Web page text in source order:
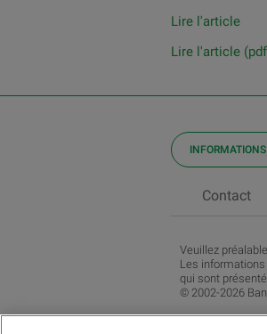
Lire l'article
Lire l'article
Contact
Veuillez
Les
qui sont
© 2002-2026